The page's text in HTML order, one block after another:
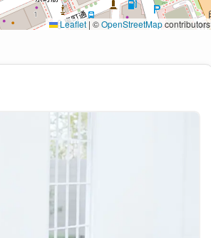
Leaflet | ©OpenStreetMapcontributors